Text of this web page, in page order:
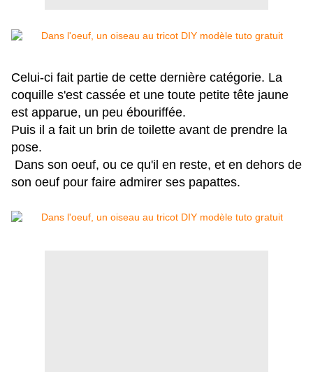
Celui-ci fait partie de cette dernière catégorie. La
coquille s'est cassée et une toute petite tête jaune
est apparue, un peu ébouriffée.
Puis il a fait un brin de toilette avant de prendre la
pose.
Dans son oeuf, ou ce qu'il en reste, et en dehors de
son oeuf pour faire admirer ses papattes.